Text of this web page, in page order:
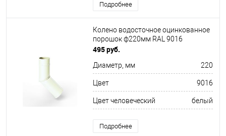
Подробнее
Колено водосточное оцинкованное
порошок ф220мм RAL 9016
495 руб.
Диаметр, мм 220
Цвет 9016
Цвет человеческий белый
Подробнее